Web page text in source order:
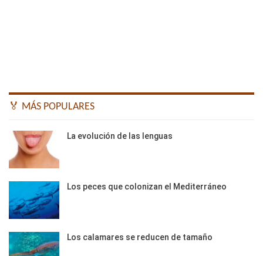
🏅 MÁS POPULARES
La evolución de las lenguas
Los peces que colonizan el Mediterráneo
Los calamares se reducen de tamaño